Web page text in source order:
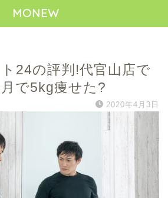
MONEW
24の評判!代官山店で
で5kg痩せた?
2020年4月3日